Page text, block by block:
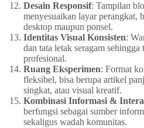
Desain Responsif: Tampilan
menyesuaikan layar perangkat,
desktop maupun ponsel.
Identitas Visual Konsisten:
dan tata letak seragam sehingga
profesional.
Ruang Eksperimen: Format
fleksibel, bisa berupa artikel
singkat, atau visual kreatif.
Kombinasi Informasi &
berfungsi sebagai sumber
sekaligus wadah komunitas.